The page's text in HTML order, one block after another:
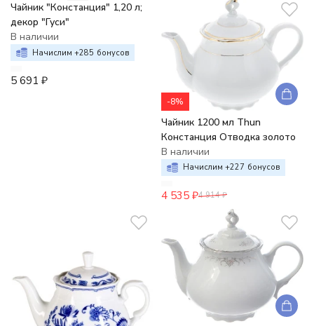
Чайник "Констанция" 1,20 л;
декор "Гуси"
В наличии
Начислим +285 бонусов
5 691 ₽
-8%
Чайник 1200 мл Thun
Констанция Отводка золото
В наличии
Начислим +227 бонусов
4 535 ₽4 914 ₽